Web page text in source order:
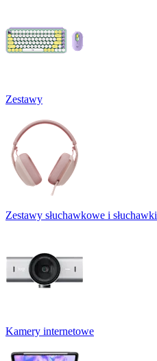
Zestawy
Zestawy słuchawkowe i
Kamery internetowe